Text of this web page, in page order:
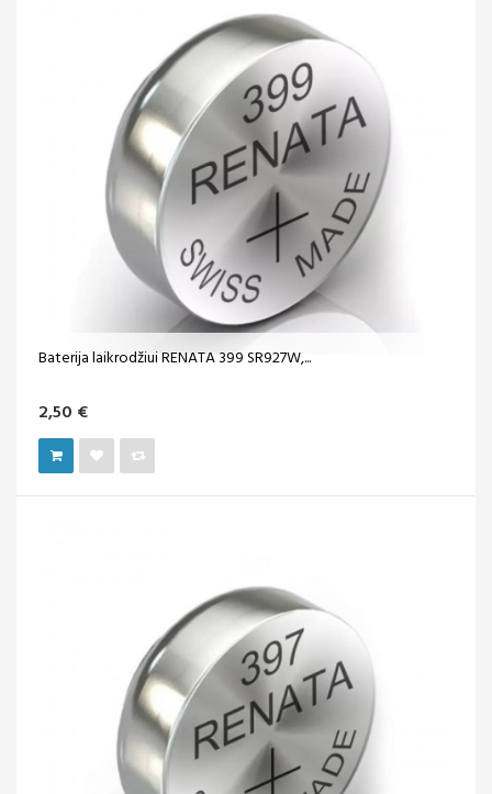
Baterija laikrodžiui RENATA 399 SR927W,...
2,50 €